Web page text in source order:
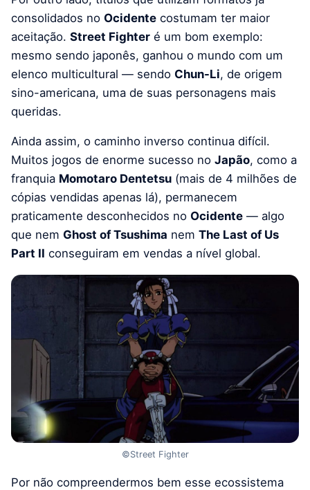
consolidados no Ocidente costumam ter maior
aceitação. Street Fighter é um bom exemplo:
mesmo sendo japonês, ganhou o mundo com um
elenco multicultural — sendo Chun-Li, de origem
sino-americana, uma de suas personagens mais
queridas.
Ainda assim, o caminho inverso continua difícil.
Muitos jogos de enorme sucesso no Japão, como a
franquia Momotaro Dentetsu (mais de 4 milhões de
cópias vendidas apenas lá), permanecem
praticamente desconhecidos no Ocidente — algo
que nem Ghost of Tsushima nem The Last of Us
Part II conseguiram em vendas a nível global.
©Street Fighter
Por não compreendermos bem esse ecossistema